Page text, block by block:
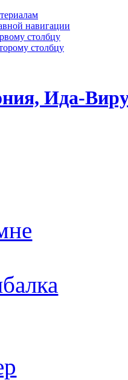
навигации
столбцу
столбцу
Ида-